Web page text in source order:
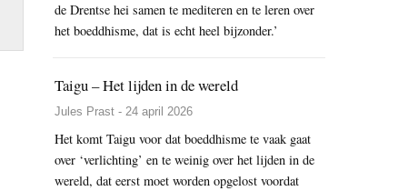
de Drentse hei samen te mediteren en te leren over
het boeddhisme, dat is echt heel bijzonder.’
Taigu – Het lijden in de wereld
Jules Prast - 24 april 2026
Het komt Taigu voor dat boeddhisme te vaak gaat
over ‘verlichting’ en te weinig over het lijden in de
wereld, dat eerst moet worden opgelost voordat